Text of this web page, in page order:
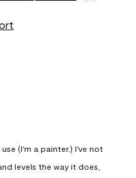
(I'm a painter.) I've not
levels the way it does,